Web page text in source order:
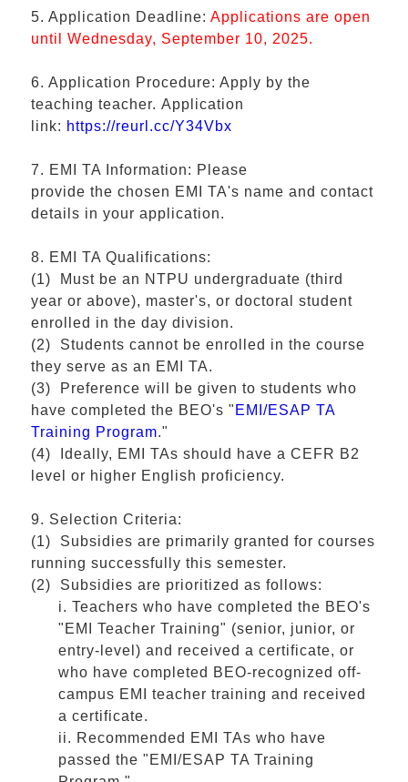
5. Application Deadline: Applications are open
until Wednesday, September 10, 2025.
6. Application Procedure: Apply by the
teaching teacher. Application
link: https://reurl.cc/Y34Vbx
7. EMI TA Information: Please
provide the chosen EMI TA's name and contact
details in your application.
8. EMI TA Qualifications:
(1) Must be an NTPU undergraduate (third
year or above), master's, or doctoral student
enrolled in the day division.
(2) Students cannot be enrolled in the course
they serve as an EMI TA.
(3) Preference will be given to students who
have completed the BEO's " EMI/ESAP TA
Training Program."
(4) Ideally, EMI TAs should have a CEFR B2
level or higher English proficiency.
9. Selection Criteria:
(1) Subsidies are primarily granted for courses
running successfully this semester.
(2) Subsidies are prioritized as follows:
i. Teachers who have completed the BEO's
"EMI Teacher Training" (senior, junior, or
entry-level) and received a certificate, or
who have completed BEO-recognized off-
campus EMI teacher training and received
a certificate.
ii. Recommended EMI TAs who have
passed the "EMI/ESAP TA Training